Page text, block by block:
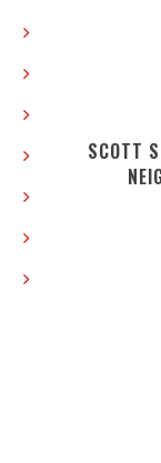
SCOTT